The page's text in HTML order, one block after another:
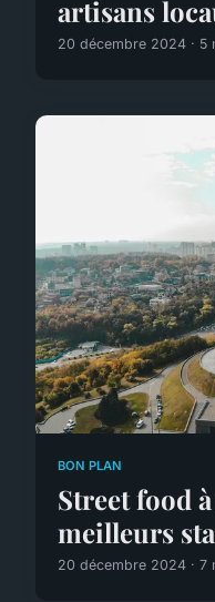
artisans
20 décembre 2024 · 5
BON PLAN
Street food
meilleurs
20 décembre 2024 · 7